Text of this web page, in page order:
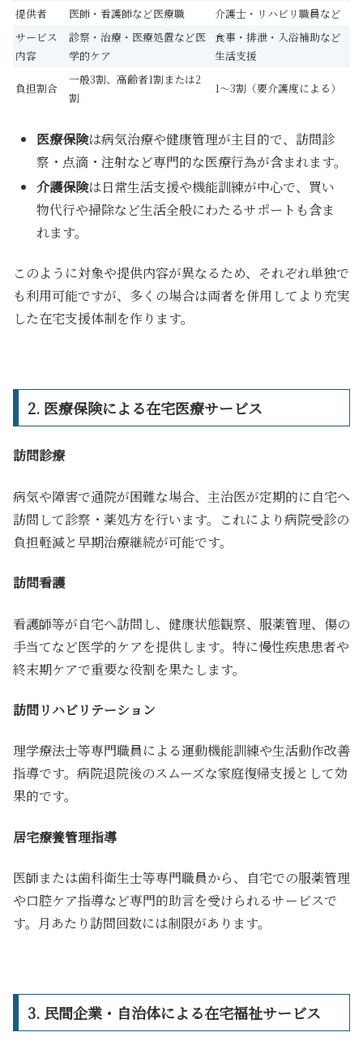
提供者
医師・看護師など医療職
介護士・リハビリ職員など
サービス
内容
診察・治療・医療処置など医
学的ケア
食事・排泄・入浴補助など
生活支援
負担割合
一般3割、高齢者1割または2
割
1～3割（要介護度による）
医療保険は病気治療や健康管理が主目的で、訪問診
察・点滴・注射など専門的な医療行為が含まれます。
介護保険は日常生活支援や機能訓練が中心で、買い
物代行や掃除など生活全般にわたるサポートも含ま
れます。
このように対象や提供内容が異なるため、それぞれ単独で
も利用可能ですが、多くの場合は両者を併用してより充実
した在宅支援体制を作ります。
2. 医療保険による在宅医療サービス
訪問診療
病気や障害で通院が困難な場合、主治医が定期的に自宅へ
訪問して診察・薬処方を行います。これにより病院受診の
負担軽減と早期治療継続が可能です。
訪問看護
看護師等が自宅へ訪問し、健康状態観察、服薬管理、傷の
手当てなど医学的ケアを提供します。特に慢性疾患患者や
終末期ケアで重要な役割を果たします。
訪問リハビリテーション
理学療法士等専門職員による運動機能訓練や生活動作改善
指導です。病院退院後のスムーズな家庭復帰支援として効
果的です。
居宅療養管理指導
医師または歯科衛生士等専門職員から、自宅での服薬管理
や口腔ケア指導など専門的助言を受けられるサービスで
す。月あたり訪問回数には制限があります。
3. 民間企業・自治体による在宅福祉サービス